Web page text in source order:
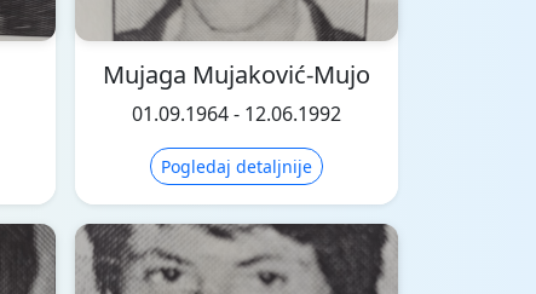
Mujaga Mujaković-Mujo
01.09.1964 - 12.06.1992
Pogledaj detaljnije